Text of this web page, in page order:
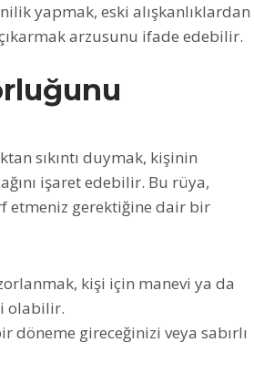
yapmak, eski alışkanlıklardan
arzusunu ifade edebilir.
sıkıntı duymak, kişinin
işaret edebilir. Bu rüya,
etmeniz gerektiğine dair bir
kişi için manevi ya da
olabilir.
döneme gireceğinizi veya sabırlı